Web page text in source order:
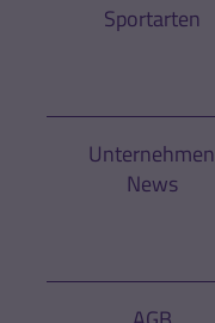
Sportarten
Unternehmen
News